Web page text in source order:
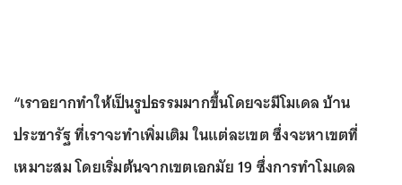
“เราอยากทำให้เป็นรูปธรรมมากขึ้นโดยจะมีโมเดล บ้าน
ประชารัฐ ที่เราจะทำเพิ่มเติม ในแต่ละเขต ซึ่งจะหาเขตที่
เหมาะสม โดยเริ่มต้นจากเขตเอกมัย 19 ซึ่งการทำโมเดล